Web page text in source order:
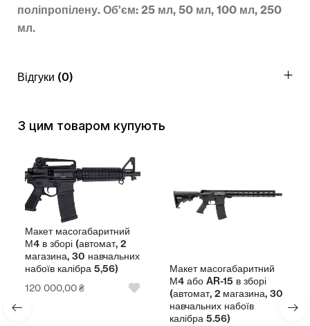
поліпропілену. Об’єм: 25 мл, 50 мл, 100 мл, 250
мл.
Відгуки (0)
З цим товаром купують
Макет масогабаритний
М4 в зборі (автомат, 2
магазина, 30 навчальних
набоїв калібра 5,56)
120 000,00₴
Макет масогабаритний
М4 або AR-15 в зборі
(автомат, 2 магазина, 30
навчальних набоїв
калібра 5.56)